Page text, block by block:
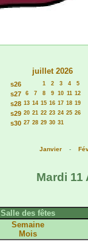
juillet 2026
s26 1 2 3 4 5
s27 6 7 8 9 10 11 12
s28 13 14 15 16 17 18 19
s29 20 21 22 23 24 25 26
s30 27 28 29 30 31
Janvier -
Mardi 11
Salle des fêtes
Semaine
Mois